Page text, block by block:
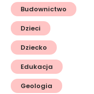
Budownictwo
Dzieci
Dziecko
Edukacja
Geologia